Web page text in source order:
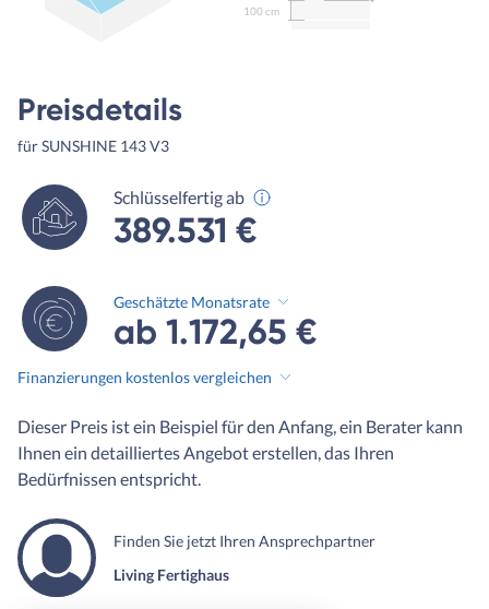
100 cm
Preisdetails
für SUNSHINE 143 V3
Schlüsselfertig ab
389.531 €
Geschätzte Monatsrate
ab 1.172,65 €
Finanzierungen kostenlos vergleichen
Dieser Preis ist ein Beispiel für den Anfang, ein Berater kann
Ihnen ein detailliertes Angebot erstellen, das Ihren
Bedürfnissen entspricht.
Finden Sie jetzt Ihren Ansprechpartner
Living Fertighaus